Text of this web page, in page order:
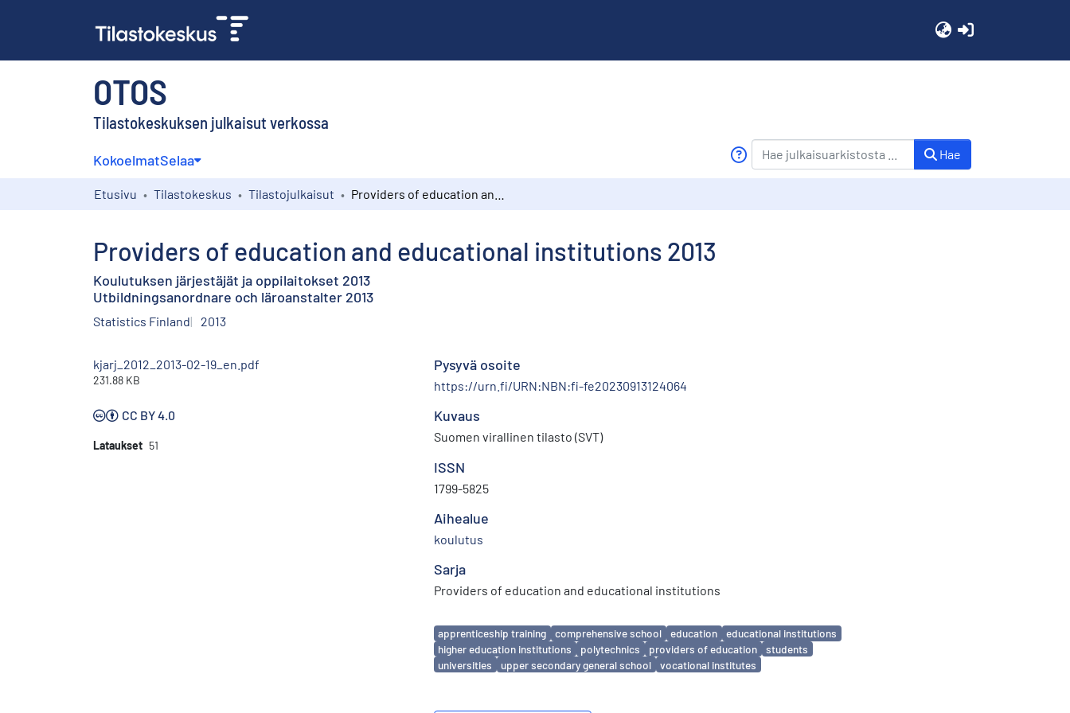
OTOS
Tilastokeskuksen julkaisut verkossa
KokoelmatSelaa Hae
Etusivu Tilastokeskus Tilastojulkaisut
Providers of education and educational institutions 2013
Koulutuksen järjestäjät ja oppilaitokset 2013
Utbildningsanordnare och läroanstalter 2013
Statistics Finland 2013
kjarj_2012_2013-02-19_en.pdf
231.88 KB
CC BY 4.0
Lataukset 51
Pysyvä osoite
https://urn.fi/URN:NBN:fi-fe20230913124064
Kuvaus
Suomen virallinen tilasto (SVT)
ISSN
1799-5825
Aihealue
koulutus
Sarja
Providers of education and educational institutions
Avainsanat
apprenticeship training comprehensive school education
educational institutions
higher education institutions
polytechnics providers of education
students
universities
upper secondary general school vocational institutes